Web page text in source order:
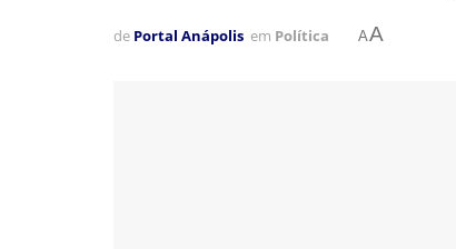
de Portal Anápolis em Política AA